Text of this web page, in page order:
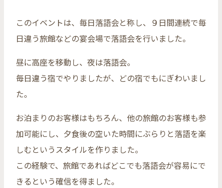
このイベントは、毎日落語会と称し、９日間連続で毎
日違う旅館などの宴会場で落語会を行いました。
昼に高座を移動し、夜は落語会。
毎日違う宿でやりましたが、どの宿でもにぎわいまし
た。
お泊まりのお客様はもちろん、他の旅館のお客様も参
加可能にし、夕食後の空いた時間にぶらりと落語を楽
しむというスタイルを作りました。
この経験で、旅館であればどこでも落語会が容易にで
きるという確信を得ました。